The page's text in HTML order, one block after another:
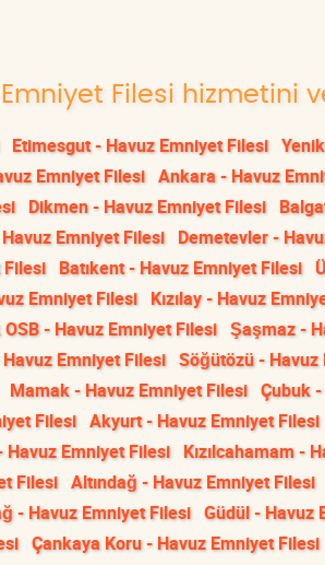
Filesi hizmetini
Etimesgut - Havuz Emniyet Filesi
Emniyet Filesi Ankara - Havuz
Dikmen - Havuz Emniyet Filesi
Emniyet Filesi Demetevler -
Filesi Batıkent - Havuz Emniyet Filesi
Emniyet Filesi Kızılay - Havuz
OSB - Havuz Emniyet Filesi Şaşmaz -
Emniyet Filesi Söğütözü - Havuz
Mamak - Havuz Emniyet Filesi Çubuk
Filesi Akyurt - Havuz Emniyet Filesi
Havuz Emniyet Filesi Kızılcahamam -
Filesi Altındağ - Havuz Emniyet Filesi
- Havuz Emniyet Filesi Güdül - Havuz
Çankaya Koru - Havuz Emniyet Filesi